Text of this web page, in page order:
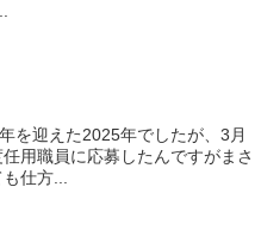
を迎えた2025年でしたが、3月
用職員に応募したんですがまさ
仕方...